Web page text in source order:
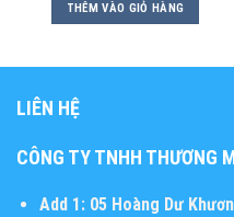
THÊM VÀO GIỎ HÀNG
LIÊN HỆ
CÔNG TY TNHH THƯƠNG
Add 1:05 Hoàng Dư